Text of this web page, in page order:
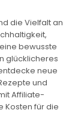
die Vielfalt an
bewusste
glücklicheres
neue
und
Affiliate-
Kosten für die